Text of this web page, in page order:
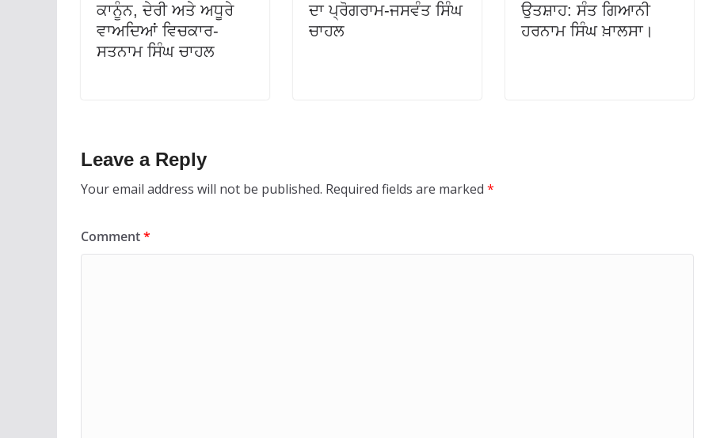
ਕਾਨੂੰਨ, ਦੇਰੀ ਅਤੇ ਅਧੂਰੇ
ਵਾਅਦਿਆਂ ਵਿਚਕਾਰ-
ਸਤਨਾਮ ਸਿੰਘ ਚਾਹਲ
ਦਾ ਪ੍ਰੋਗਰਾਮ-ਜਸਵੰਤ ਸਿੰਘ
ਚਾਹਲ
ਉਤਸ਼ਾਹ: ਸੰਤ ਗਿਆਨੀ
ਹਰਨਾਮ ਸਿੰਘ ਖ਼ਾਲਸਾ।
Leave a Reply
Your email address will not be published. Required fields are marked *
Comment*